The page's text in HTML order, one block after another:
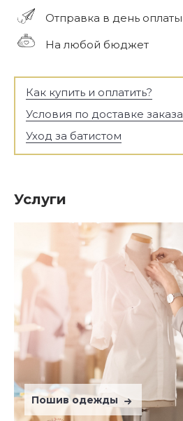
Отправка в день оплаты
На любой бюджет
Как купить и оплатить?
Условия по доставке заказа
Уход за батистом
Услуги
Пошив одежды